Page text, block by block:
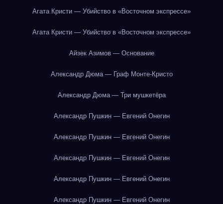
Агата Кристи — Убийство в «Восточном экспрессе»
Агата Кристи — Убийство в «Восточном экспрессе»
Айзек Азимов — Основание
Александр Дюма — Граф Монте-Кристо
Александр Дюма — Три мушкетёра
Александр Пушкин — Евгений Онегин
Александр Пушкин — Евгений Онегин
Александр Пушкин — Евгений Онегин
Александр Пушкин — Евгений Онегин
Александр Пушкин — Евгений Онегин